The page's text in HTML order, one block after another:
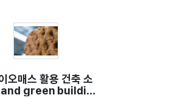
green buildin